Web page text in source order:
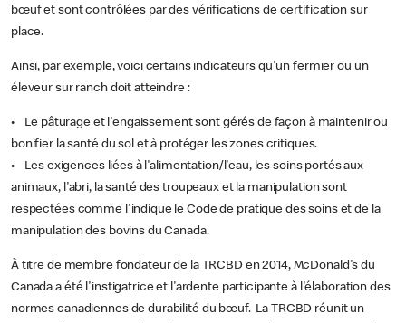
bœuf et sont contrôlées par des vérifications de certification sur
place.
Ainsi, par exemple, voici certains indicateurs qu'un fermier ou un
éleveur sur ranch doit atteindre :
• Le pâturage et l'engaissement sont gérés de façon à maintenir ou
bonifier la santé du sol et à protéger les zones critiques.
• Les exigences liées à l'alimentation/l'eau, les soins portés aux
animaux, l'abri, la santé des troupeaux et la manipulation sont
respectées comme l'indique le Code de pratique des soins et de la
manipulation des bovins du Canada.
À titre de membre fondateur de la TRCBD en 2014, McDonald's du
Canada a été l'instigatrice et l'ardente participante à l'élaboration des
normes canadiennes de durabilité du bœuf. La TRCBD réunit un